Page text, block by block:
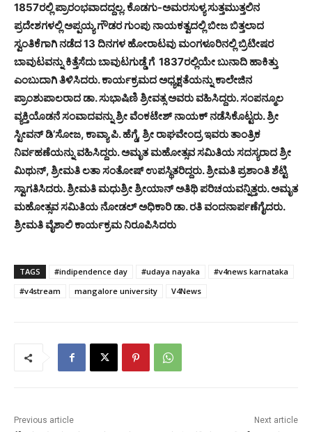
1857ರಲ್ಲಿ ಪ್ರಾರಂಭವಾದದ್ದಲ್ಲ. ಕೊಡಗು-ಅಮರಸುಳ್ಯ ಸುತ್ತಮುತ್ತಲಿನ
ಪ್ರದೇಶಗಳಲ್ಲಿ ಅಪ್ಪಯ್ಯ ಗೌಡರ ಗುಂಪು ನಾಯಕತ್ವದಲ್ಲಿ ಬೀಜ ಬಿತ್ತಲಾದ
ಸ್ವಂತಿಕೆಗಾಗಿ ನಡೆದ 13 ದಿನಗಳ ಹೋರಾಟವು ಮಂಗಳೂರಿನಲ್ಲಿ ಬ್ರಿಟೀಷರ
ಬಾವುಟವನ್ನು ಕಿತ್ತೆಸೆದು ಬಾವುಟಗುಡ್ಡೆ ಗೆ 1837ರಲ್ಲಿಯೇ ಬುನಾದಿ ಹಾಕಿತ್ತು
ಎಂಬುದಾಗಿ ತಿಳಿಸಿದರು. ಕಾರ್ಯಕ್ರಮದ ಅಧ್ಯಕ್ಷತೆಯನ್ನು ಕಾಲೇಜಿನ
ಪ್ರಾಂಶುಪಾಲರಾದ ಡಾ. ಸುಭಾಷಿಣಿ ಶ್ರೀವತ್ಸ ಅವರು ವಹಿಸಿದ್ದರು. ಸಂಪನ್ಮೂಲ
ವ್ಯಕ್ತಿಯೊಡನೆ ಸಂವಾದವನ್ನು ಶ್ರೀ ವೆಂಕಟೇಶ್ ನಾಯಕ್ ನಡೆಸಿಕೊಟ್ಟರು. ಶ್ರೀ
ಸ್ಟೀವನ್ ಡಿ’ಸೋಜ, ಕಾವ್ಯಾ ಪಿ. ಹೆಗ್ಡೆ, ಶ್ರೀ ರಾಘವೇಂದ್ರ ಇವರು ತಾಂತ್ರಿಕ
ನಿರ್ವಹಣೆಯನ್ನು ವಹಿಸಿದ್ದರು. ಅಮೃತ ಮಹೋತ್ಸವ ಸಮಿತಿಯ ಸದಸ್ಯರಾದ ಶ್ರೀ
ಮಿಥುನ್, ಶ್ರೀಮತಿ ಲತಾ ಸಂತೋಷ್ ಉಪಸ್ಥಿತರಿದ್ದರು. ಶ್ರೀಮತಿ ಪ್ರಶಾಂತಿ ಶೆಟ್ಟಿ
ಸ್ವಾಗತಿಸಿದರು. ಶ್ರೀಮತಿ ಮಧುಶ್ರೀ ಶ್ರೀಯಾನ್ ಅತಿಥಿ ಪರಿಚಯವನ್ನಿತ್ತರು. ಅಮೃತ
ಮಹೋತ್ಸವ ಸಮಿತಿಯ ನೋಡಲ್ ಅಧಿಕಾರಿ ಡಾ. ರತಿ ವಂದನಾರ್ಪಣೆಗೈದರು.
ಶ್ರೀಮತಿ ವೈಶಾಲಿ ಕಾರ್ಯಕ್ರಮ ನಿರೂಪಿಸಿದರು
TAGS #indipendence day #udaya nayaka
#v4news karnataka
#v4stream
mangalore university V4News
Previous article Next article